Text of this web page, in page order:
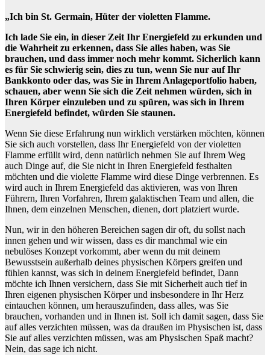
„Ich bin St. Germain, Hüter der violetten Flamme.
Ich lade Sie ein, in dieser Zeit Ihr Energiefeld zu erkunden und
die Wahrheit zu erkennen, dass Sie alles haben, was Sie
brauchen, und dass immer noch mehr kommt. Sicherlich kann
es für Sie schwierig sein, dies zu tun, wenn Sie nur auf Ihr
Bankkonto oder das, was Sie in Ihrem Anlageportfolio haben,
schauen, aber wenn Sie sich die Zeit nehmen würden, sich in
Ihren Körper einzuleben und zu spüren, was sich in Ihrem
Energiefeld befindet, würden Sie staunen.
Wenn Sie diese Erfahrung nun wirklich verstärken möchten, können
Sie sich auch vorstellen, dass Ihr Energiefeld von der violetten
Flamme erfüllt wird, denn natürlich nehmen Sie auf Ihrem Weg
auch Dinge auf, die Sie nicht in Ihren Energiefeld festhalten
möchten und die violette Flamme wird diese Dinge verbrennen. Es
wird auch in Ihrem Energiefeld das aktivieren, was von Ihren
Führern, Ihren Vorfahren, Ihrem galaktischen Team und allen, die
Ihnen, dem einzelnen Menschen, dienen, dort platziert wurde.
Nun, wir in den höheren Bereichen sagen dir oft, du sollst nach
innen gehen und wir wissen, dass es dir manchmal wie ein
nebulöses Konzept vorkommt, aber wenn du mit deinem
Bewusstsein außerhalb deines physischen Körpers greifen und
fühlen kannst, was sich in deinem Energiefeld befindet, Dann
möchte ich Ihnen versichern, dass Sie mit Sicherheit auch tief in
Ihren eigenen physischen Körper und insbesondere in Ihr Herz
eintauchen können, um herauszufinden, dass alles, was Sie
brauchen, vorhanden und in Ihnen ist. Soll ich damit sagen, dass Sie
auf alles verzichten müssen, was da draußen im Physischen ist, dass
Sie auf alles verzichten müssen, was am Physischen Spaß macht?
Nein, das sage ich nicht.